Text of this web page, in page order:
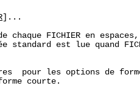
]...
chaque FICHIER en
standard est lue quand
pour les options de
courte.